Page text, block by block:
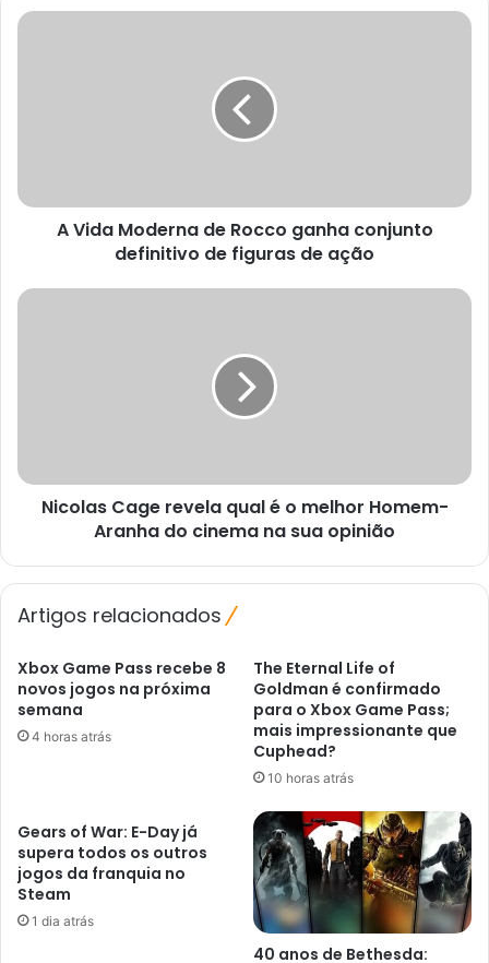
A
de
figurasA Vida Moderna de Rocco ganha conjunto
definitivo de figuras de ação
Nicolas
Aranha
sua
Nicolas Cage revela qual é o melhor Homem-
Aranha do cinema na sua opinião
Artigos relacionados
Xbox Game Pass recebe 8
novos jogos na próxima
semana
4 horas atrás
The Eternal Life of
Goldman é confirmado
para o Xbox Game Pass;
mais impressionante que
Cuphead?
10 horas atrás
Gears of War: E-Day já
supera todos os outros
jogos da franquia no
Steam
1 dia atrás
40 anos de Bethesda: